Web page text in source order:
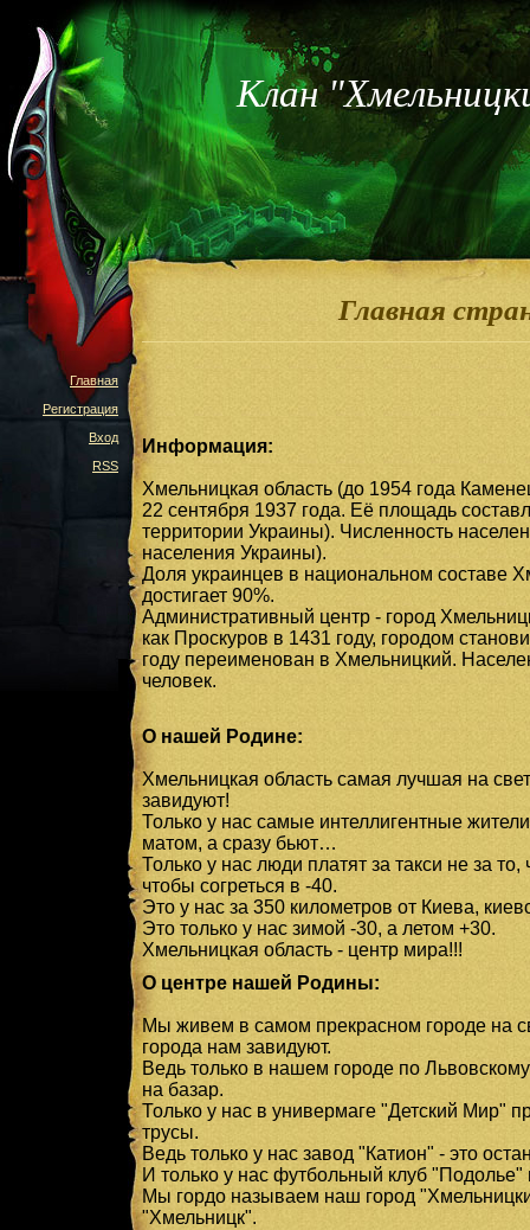
Клан
Главная
Регистрация
Вход
RSS
Главная
Информация:
Хмельницкая область (до 1954 года
22 сентября 1937 года. Её площадь
территории Украины). Численность
населения Украины).
Доля украинцев в национальном составе
достигает 90%.
Административный центр - город
как Проскуров в 1431 году, городом
году переименован в Хмельницкий.
человек.
О нашей Родине:
Хмельницкая область самая лучшая на
завидуют!
Только у нас самые интеллигентные
матом, а сразу бьют…
Только у нас люди платят за такси не за то,
чтобы согреться в -40.
Это у нас за 350 километров от Киева,
Это только у нас зимой -30, а летом +30.
Хмельницкая область - центр мира!!!
О центре нашей Родины:
Мы живем в самом прекрасном городе на
города нам завидуют.
Ведь только в нашем городе по
на базар.
Только у нас в универмаге "Детский Мир"
трусы.
Ведь только у нас завод "Катион" - это
И только у нас футбольный клуб
Мы гордо называем наш город
"Хмельницк".